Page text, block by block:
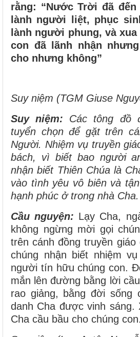
rằng: “Nước Trời đã đến
lành người liệt, phục
lành người phung, và
con đã lãnh nhận
cho nhưng không”
Suy niệm (TGM Giuse
Suy niệm: Các tông đồ
tuyển chọn để gặt trên
Người. Nhiệm vụ truyền
bách, vì biết bao người
nhận biết Thiên Chúa là
vào tình yêu vô biên và
hạnh phúc ở trong nhà Cha.
Cầu nguyện: Lạy Cha,
không ngừng mời gọi
trên cánh đồng truyền giáo
chúng nhận biết nhiệm
người tín hữu chúng con.
mắn lên đường bằng lời
rao giảng, bằng đời sống
danh Cha được vinh sáng.
Cha cầu bầu cho chúng